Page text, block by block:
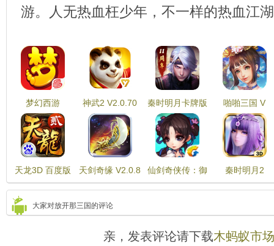
游。人无热血枉少年，不一样的热血江
梦幻西游
V1.323.0
神武2 V2.0.70
秦时明月卡牌版
V8.0.0
啪啪三国 V
天龙3D 百度版
V1.606.0.0
天剑奇缘 V2.0.8
仙剑奇侠传：御
灵出战 V1.1.22
秦时明月2
V1.5.0
大家对放开那三国的评论
亲，发表评论请下载木蚂蚁市